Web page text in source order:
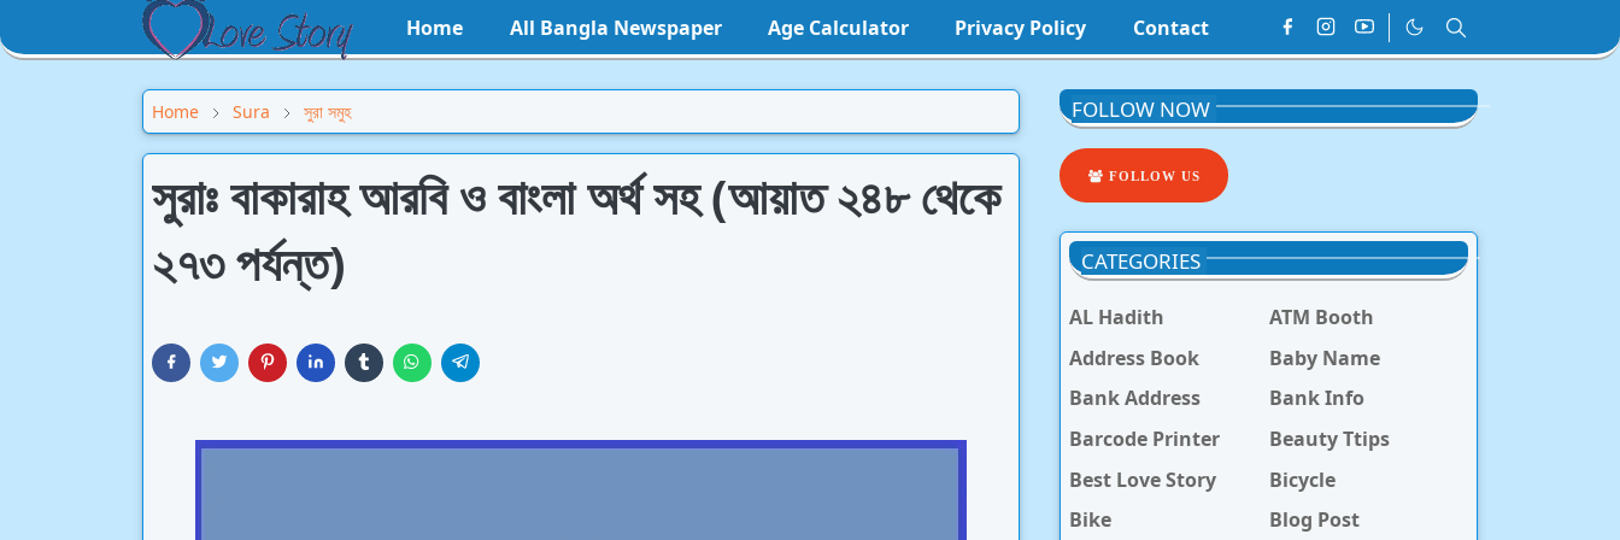
Home All Bangla Newspaper Age Calculator Privacy Policy Contact
Home Sura সুরা সমুহ
সুরাঃ বাকারাহ আরবি ও বাংলা অর্থ সহ (আয়াত ২৪৮ থেকে
২৭৩ পর্যন্ত)
FOLLOW NOW
FOLLOW US
CATEGORIES
AL Hadith
ATM Booth
Address Book
Baby Name
Bank Address
Bank Info
Barcode Printer
Beauty Ttips
Best Love Story
Bicycle
Bike
Blog Post